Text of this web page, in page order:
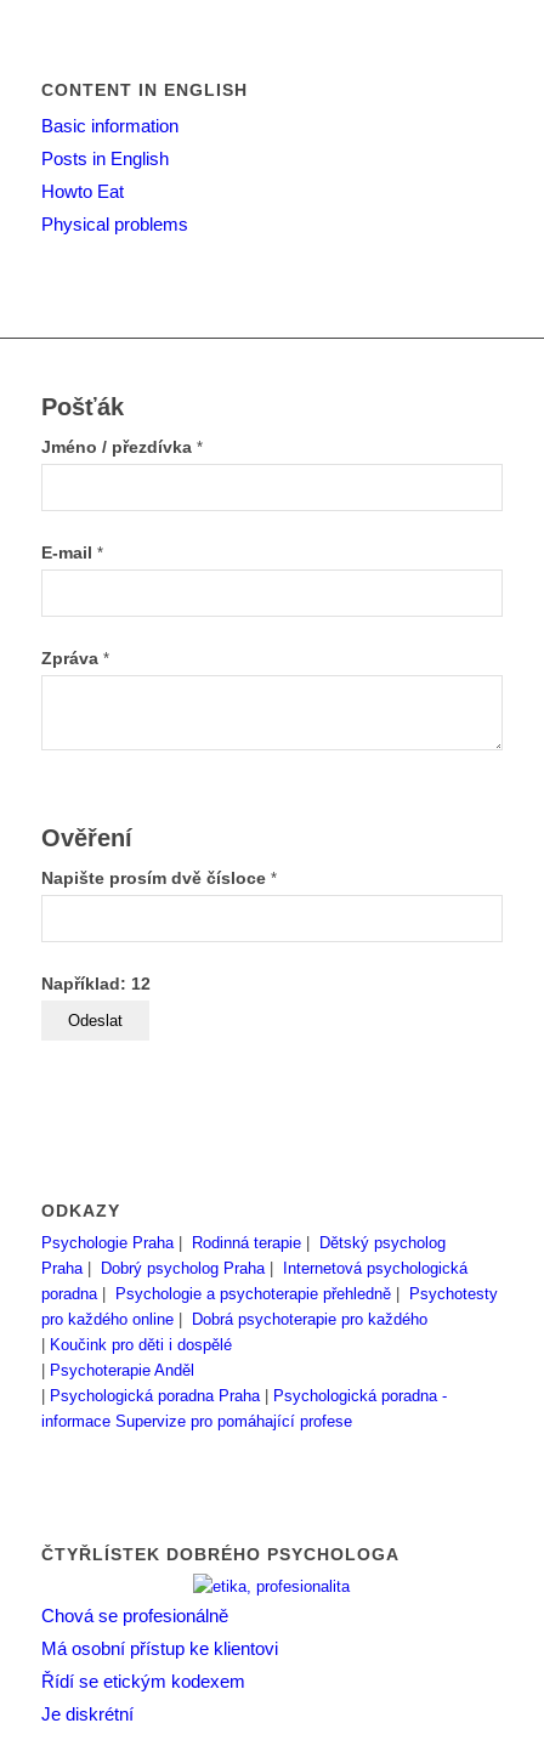
CONTENT IN ENGLISH
Basic information
Posts in English
Howto Eat
Physical problems
Pošťák
Jméno / přezdívka *
E-mail *
Zpráva *
Ověření
Napište prosím dvě čísloce *
Například: 12
ODKAZY
Psychologie Praha| Rodinná terapie|
Dětský psycholog
Praha| Dobrý psycholog Praha|
Internetová psychologická
poradna| Psychologie a psychoterapie přehledně|
Psychotesty
pro každého online|
Dobrá psychoterapie pro každého
Koučink pro děti i dospělé
Psychoterapie Anděl
Psychologická poradna Praha|
Psychologická poradna -
informace Supervize pro pomáhající profese
ČTYŘLÍSTEK DOBRÉHO PSYCHOLOGA
Chová se profesionálně
Má osobní přístup ke klientovi
Řídí se etickým kodexem
Je diskrétní